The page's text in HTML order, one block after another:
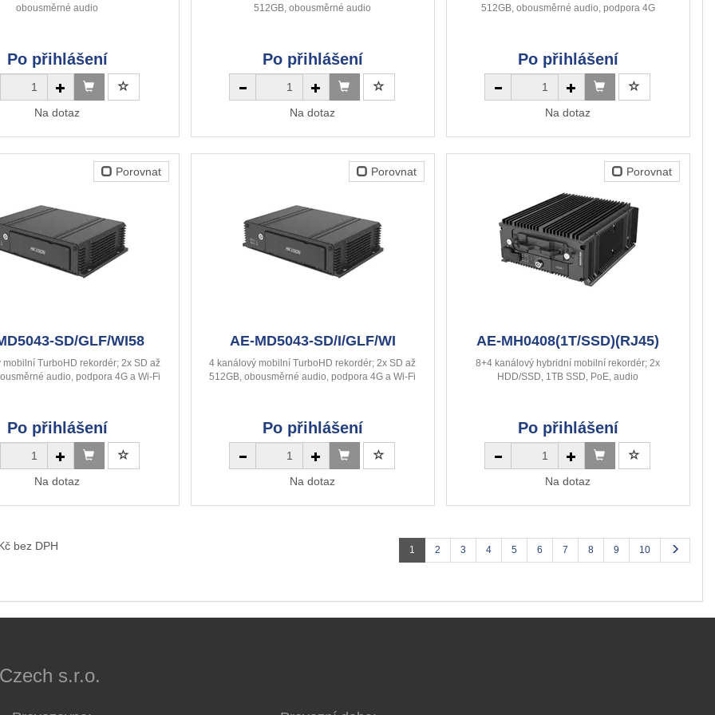
obousměrné audio
Po přihlášení
Na dotaz
512GB, obousměrné audio
Po přihlášení
Na dotaz
512GB, obousměrné audio, podpora 4G
Po přihlášení
Na dotaz
Porovnat
SD/GLF/WI58
mobilní TurboHD rekordér; 2x SD až
audio, podpora 4G a Wi-Fi
Po přihlášení
Na dotaz
Porovnat
AE-MD5043-SD/I/GLF/WI
4 kanálový mobilní TurboHD rekordér; 2x SD až
512GB, obousměrné audio, podpora 4G a Wi-Fi
Po přihlášení
Na dotaz
Porovnat
AE-MH0408(1T/SSD)(RJ45)
8+4 kanálový hybridní mobilní rekordér; 2x
HDD/SSD, 1TB SSD, PoE, audio
Po přihlášení
Na dotaz
bez DPH 1 2 3 4 5 6 7 8 9 10
s.r.o.